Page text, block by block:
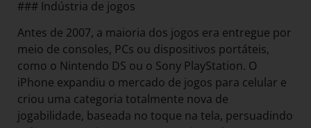
### Indústria de jogos
Antes de 2007, a maioria dos jogos era entregue por
meio de consoles, PCs ou dispositivos portáteis,
como o Nintendo DS ou o Sony PlayStation. O
iPhone expandiu o mercado de jogos para celular e
criou uma categoria totalmente nova de
jogabilidade, baseada no toque na tela, persuadindo